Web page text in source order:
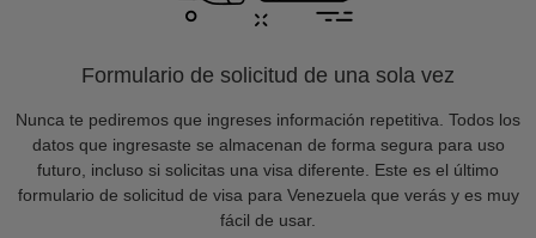
Formulario de solicitud de una sola vez
Nunca te pediremos que ingreses información repetitiva. Todos los
datos que ingresaste se almacenan de forma segura para uso
futuro, incluso si solicitas una visa diferente. Este es el último
formulario de solicitud de visa para Venezuela que verás y es muy
fácil de usar.